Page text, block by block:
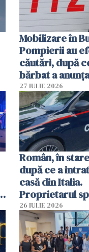
Mobilizare în
Pompierii au
căutări, după
bărbat a
că a văzut un
luminos
27 IULIE 2026
Român, în
după ce a
casă din Italia.
Proprietarul
s-a apărat cu
26 IULIE 2026